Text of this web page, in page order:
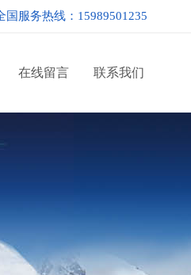
国服务热线：15989501235
在线留言 联系我们